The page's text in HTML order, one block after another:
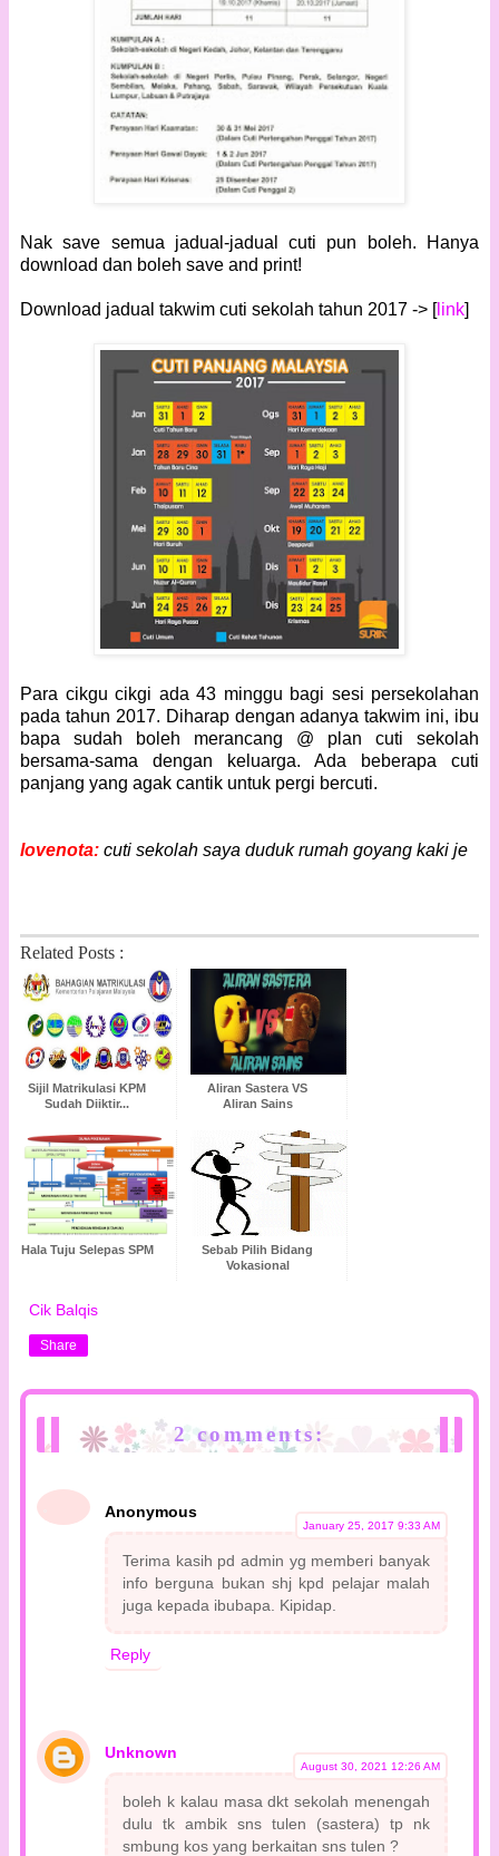
Nak save semua jadual-jadual cuti pun boleh. Hanya
download dan boleh save and print!
Download jadual takwim cuti sekolah tahun 2017 -> [link]
Para cikgu cikgi ada 43 minggu bagi sesi persekolahan
pada tahun 2017. Diharap dengan adanya takwim ini, ibu
bapa sudah boleh merancang @ plan cuti sekolah
bersama-sama dengan keluarga. Ada beberapa cuti
panjang yang agak cantik untuk pergi bercuti.
lovenota: cuti sekolah saya duduk rumah goyang kaki je
Related Posts :
Sijil Matrikulasi KPM
Sudah Diiktir...
Aliran Sastera VS
Aliran Sains
Hala Tuju Selepas SPM
Sebab Pilih Bidang
Vokasional
Cik Balqis
Share
2 comments:
Anonymous
January 25, 2017 9:33 AM
Terima kasih pd admin yg memberi banyak
info berguna bukan shj kpd pelajar malah
juga kepada ibubapa. Kipidap.
Reply
Unknown
August 30, 2021 12:26 AM
boleh k kalau masa dkt sekolah menengah
dulu tk ambik sns tulen (sastera) tp nk
smbung kos yang berkaitan sns tulen ?